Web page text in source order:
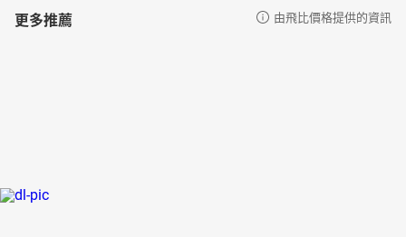
更多推薦 由飛比價格提供的資訊